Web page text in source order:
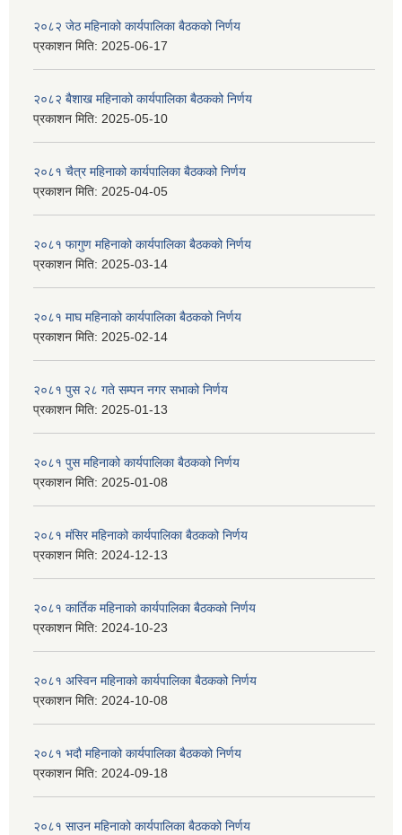
२०८२ जेठ महिनाको कार्यपालिका बैठकको निर्णय
प्रकाशन मिति: 2025-06-17
२०८२ बैशाख महिनाको कार्यपालिका बैठकको निर्णय
प्रकाशन मिति: 2025-05-10
२०८१ चैत्र महिनाको कार्यपालिका बैठकको निर्णय
प्रकाशन मिति: 2025-04-05
२०८१ फागुण महिनाको कार्यपालिका बैठकको निर्णय
प्रकाशन मिति: 2025-03-14
२०८१ माघ महिनाको कार्यपालिका बैठकको निर्णय
प्रकाशन मिति: 2025-02-14
२०८१ पुस २८ गते सम्प‍न नगर सभाको निर्णय
प्रकाशन मिति: 2025-01-13
२०८१ पुस महिनाको कार्यपालिका बैठकको निर्णय
प्रकाशन मिति: 2025-01-08
२०८१ मंसिर महिनाको कार्यपालिका बैठकको निर्णय
प्रकाशन मिति: 2024-12-13
२०८१ कार्तिक महिनाको कार्यपालिका बैठकको निर्णय
प्रकाशन मिति: 2024-10-23
२०८१ अस्विन महिनाको कार्यपालिका बैठकको निर्णय
प्रकाशन मिति: 2024-10-08
२०८१ भदौ महिनाको कार्यपालिका बैठकको निर्णय
प्रकाशन मिति: 2024-09-18
२०८१ साउन महिनाको कार्यपालिका बैठकको निर्णय